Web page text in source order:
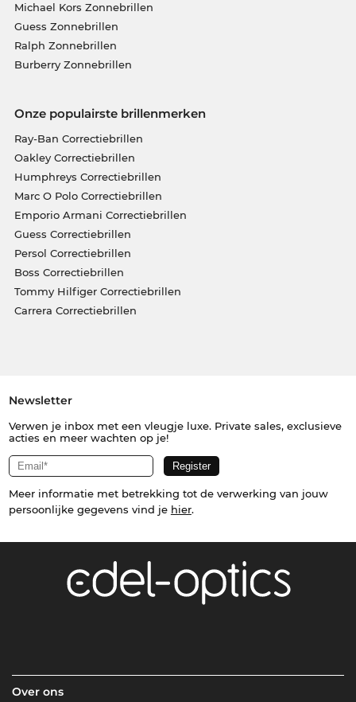
Michael Kors Zonnebrillen
Guess Zonnebrillen
Ralph Zonnebrillen
Burberry Zonnebrillen
Onze populairste brillenmerken
Ray-Ban Correctiebrillen
Oakley Correctiebrillen
Humphreys Correctiebrillen
Marc O Polo Correctiebrillen
Emporio Armani Correctiebrillen
Guess Correctiebrillen
Persol Correctiebrillen
Boss Correctiebrillen
Tommy Hilfiger Correctiebrillen
Carrera Correctiebrillen
Newsletter
Verwen je inbox met een vleugje luxe. Private sales, exclusieve
acties en meer wachten op je!
Meer informatie met betrekking tot de verwerking van jouw
persoonlijke gegevens vind je hier.
Over ons